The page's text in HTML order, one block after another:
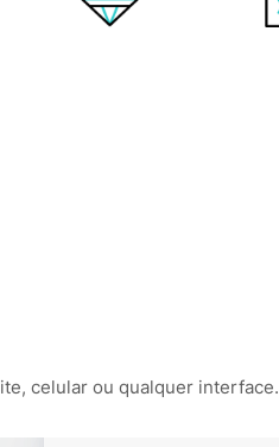
celular ou qualquer interface.